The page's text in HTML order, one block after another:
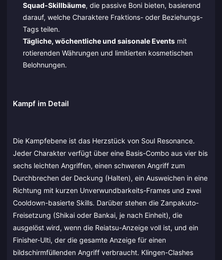
Squad-Skillbäume, die passive Boni bieten, basierend
darauf, welche Charaktere Fraktions- oder Beziehungs-
Tags teilen.
Tägliche, wöchentliche und saisonale Eventsmit
rotierenden Währungen und limitierten kosmetischen
Belohnungen.
Kampf im Detail
Die Kampfebene ist das Herzstück von Soul Resonance.
Jeder Charakter verfügt über eine Basis-Combo aus vier bis
sechs leichten Angriffen, einen schweren Angriff zum
Durchbrechen der Deckung (Halten), ein Ausweichen in eine
Richtung mit kurzen Unverwundbarkeits-Frames und zwei
Cooldown-basierte Skills. Darüber stehen die Zanpakuto-
Freisetzung (Shikai oder Bankai, je nach Einheit), die
ausgelöst wird, wenn die Reiatsu-Anzeige voll ist, und ein
Finisher-Ulti, der die gesamte Anzeige für einen
bildschirmfüllenden Angriff verbraucht. Klingen-Clashes